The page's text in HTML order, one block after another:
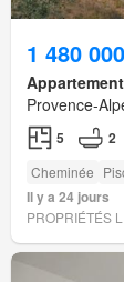
1 480
Appartement
Provence-
5 2
Cheminée
Il y a 24 jours
PROPRIÉTÉS